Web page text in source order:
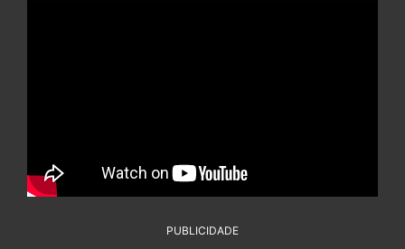
PUBLICIDADE